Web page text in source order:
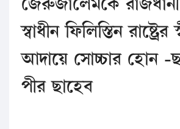
স্বাধীন ফিলিস্তিন রাষ্ট্রের
আদায়ে সোচ্চার হোন -
পীর ছাহেব